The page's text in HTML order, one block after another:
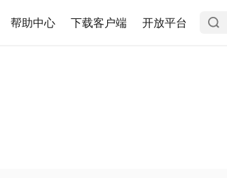
帮助中心 下载客户端 开放平台